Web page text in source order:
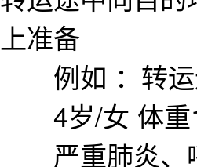
上准备
例如 ：转运
4岁/女 体重
严重肺炎、